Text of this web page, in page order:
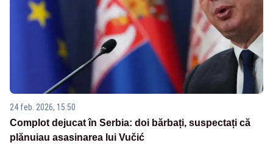
24 feb. 2026, 15:50
Complot dejucat în Serbia: doi bărbați, suspectați că
plănuiau asasinarea lui Vučić